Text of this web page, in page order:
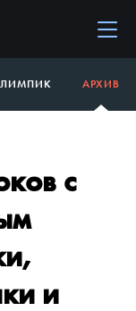
АРХИВ
с
и